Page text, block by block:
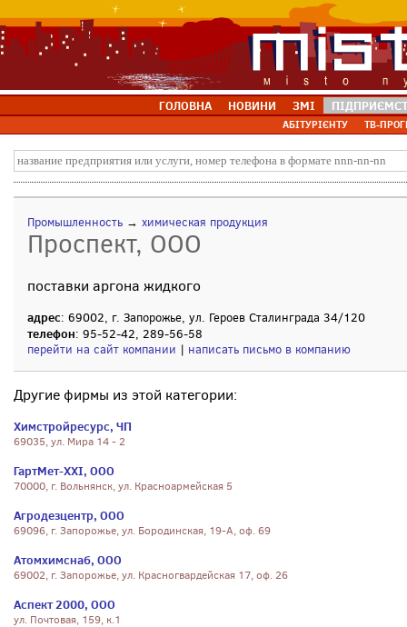
ГОЛОВНА НОВИНИ ЗМІ
АБІТУРІЄНТУ ТВ-
Промышленность → химическая продукция
Проспект, ООО
поставки аргона жидкого
адрес: 69002, г. Запорожье, ул. Героев Сталинграда 34/120
телефон: 95-52-42, 289-56-58
перейти на сайт компании | написать письмо в компанию
Другие фирмы из этой категории:
Химстройресурс, ЧП
69035, ул. Мира 14 - 2
ГартМет-ХХI, ООО
70000, г. Вольнянск, ул. Красноармейская 5
Агродезцентр, ООО
69096, г. Запорожье, ул. Бородинская, 19-А, оф. 69
Атомхимснаб, ООО
69002, г. Запорожье, ул. Красногвардейская 17, оф. 26
Аспект 2000, ООО
ул. Почтовая, 159, к.1